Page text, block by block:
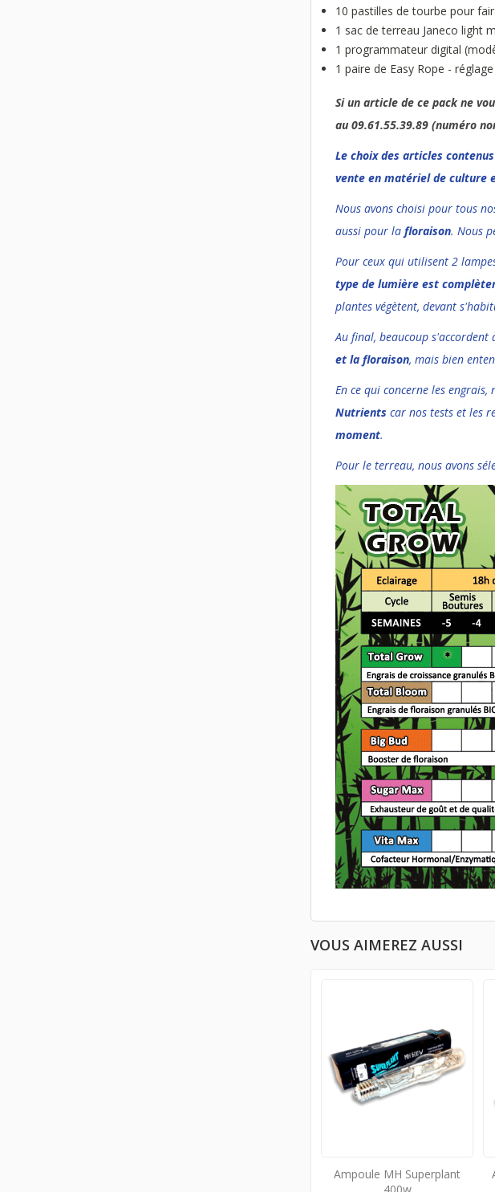
10 pastilles de tourbe pour
1 sac de terreau Janeco light
1 programmateur digital
1 paire de Easy Rope -
Si un article de ce pack ne
au 09.61.55.39.89 (numéro
Le choix des articles
vente en matériel de culture
Nous avons choisi pour tous
aussi pour lafloraison. Nous
Pour ceux qui utilisent 2
type de lumière est
plantes végètent, devant
Au final, beaucoup s'accordent
et la floraison, mais bien
En ce qui concerne les
Nutrients car nos tests et les
moment.
Pour le terreau, nous avons
VOUS AIMEREZ AUSSI
Ampoule MH Superplant